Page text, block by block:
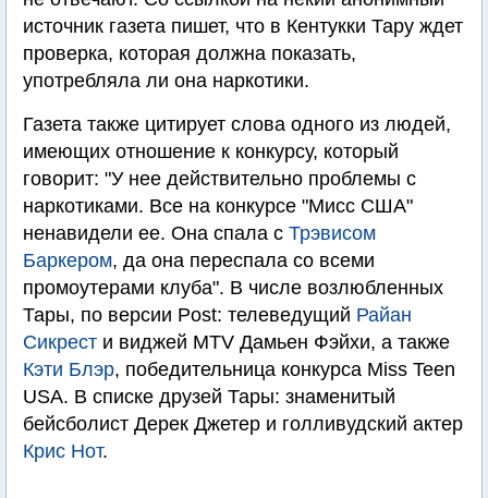
источник газета пишет, что в Кентукки Тару ждет
проверка, которая должна показать,
употребляла ли она наркотики.
Газета также цитирует слова одного из людей,
имеющих отношение к конкурсу, который
говорит: "У нее действительно проблемы с
наркотиками. Все на конкурсе "Мисс США"
ненавидели ее. Она спала с Трэвисом
Баркером, да она переспала со всеми
промоутерами клуба". В числе возлюбленных
Тары, по версии Post: телеведущий Райан
Сикрест и виджей MTV Дамьен Фэйхи, а также
Кэти Блэр, победительница конкурса Miss Teen
USA. В списке друзей Тары: знаменитый
бейсболист Дерек Джетер и голливудский актер
Крис Нот.